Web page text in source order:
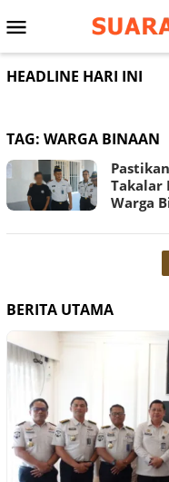
ke
Menu
Mobile
HEADLINE HARI INI
TAG: WARGA BINAAN
Takalar
Warga
BERITA UTAMA